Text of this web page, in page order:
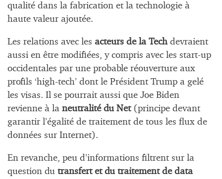
qualité dans la fabrication et la technologie à
haute valeur ajoutée.
Les relations avec les acteurs de la Techdevraient
aussi en être modifiées, y compris avec les start-up
occidentales par une probable réouverture aux
profils ‘high-tech’ dont le Président Trump a gelé
les visas. Il se pourrait aussi que Joe Biden
revienne à la neutralité du Net(principe devant
garantir l’égalité de traitement de tous les flux de
données sur Internet).
En revanche, peu d’informations filtrent sur la
question du transfert et du traitement de data